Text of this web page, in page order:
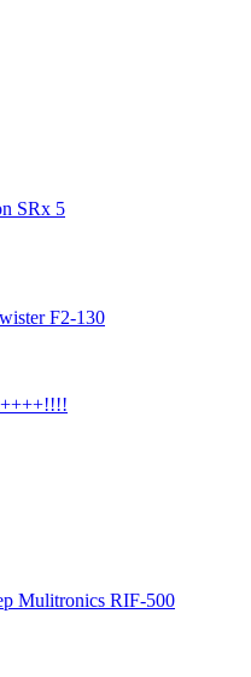
SRx 5
F2-130
Mulitronics RIF-500